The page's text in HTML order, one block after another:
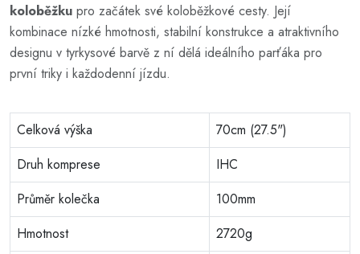
koloběžku pro začátek své koloběžkové cesty. Její
kombinace nízké hmotnosti, stabilní konstrukce a atraktivního
designu v tyrkysové barvě z ní dělá ideálního parťáka pro
první triky i každodenní jízdu.
Celková výška
70cm (27.5")
Druh komprese
IHC
Průměr kolečka
100mm
Hmotnost
2720g